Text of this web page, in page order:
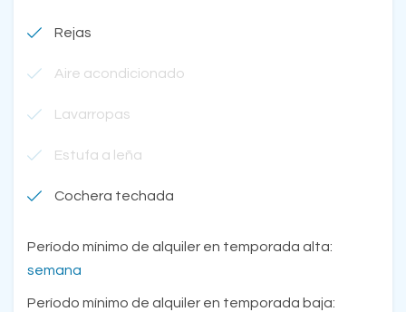
Rejas
Aire acondicionado
Lavarropas
Estufa a leña
Cochera techada
Período mínimo de alquiler en temporada alta:
semana
Período mínimo de alquiler en temporada baja: